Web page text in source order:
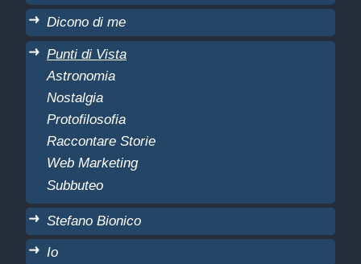
Dicono di me
Punti di Vista
Astronomia
Nostalgia
Protofilosofia
Raccontare Storie
Web Marketing
Subbuteo
Stefano Bionico
Io